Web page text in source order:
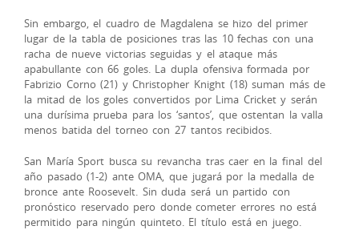
Sin embargo, el cuadro de Magdalena se hizo del primer
lugar de la tabla de posiciones tras las 10 fechas con una
racha de nueve victorias seguidas y el ataque más
apabullante con 66 goles. La dupla ofensiva formada por
Fabrizio Corno (21) y Christopher Knight (18) suman más de
la mitad de los goles convertidos por Lima Cricket y serán
una durísima prueba para los ‘santos’, que ostentan la valla
menos batida del torneo con 27 tantos recibidos.
San María Sport busca su revancha tras caer en la final del
año pasado (1-2) ante OMA, que jugará por la medalla de
bronce ante Roosevelt. Sin duda será un partido con
pronóstico reservado pero donde cometer errores no está
permitido para ningún quinteto. El título está en juego.